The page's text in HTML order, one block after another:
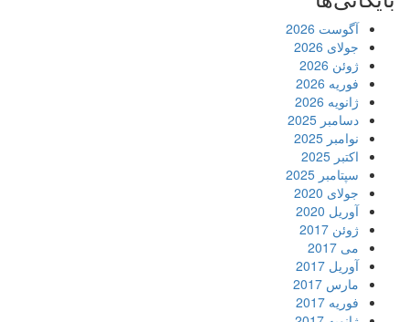
آگوست 2026
جولای 2026
ژوئن 2026
فوریه 2026
ژانویه 2026
دسامبر 2025
نوامبر 2025
اکتبر 2025
سپتامبر 2025
جولای 2020
آوریل 2020
ژوئن 2017
می 2017
آوریل 2017
مارس 2017
فوریه 2017